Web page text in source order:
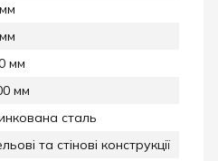
мм
мм
сталь
та стінові конструкції